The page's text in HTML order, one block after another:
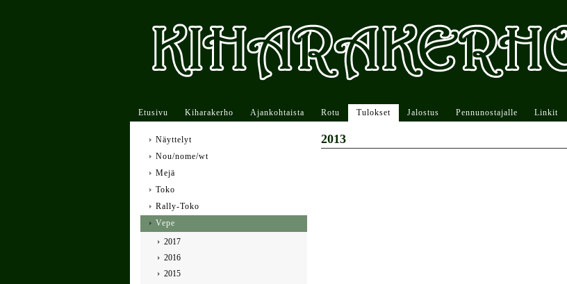
Etusivu Kiharakerho Ajankohtaista Rotu Tulokset Jalostus Pennunostajalle Linkit
2013
Näyttelyt
Nou/nome/wt
Mejä
Toko
Rally-Toko
Vepe
2017
2016
2015